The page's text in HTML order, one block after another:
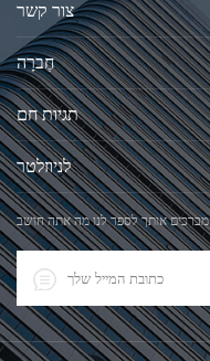
צור קשר
חֶברָה
תגיות חם
לניוזלטר